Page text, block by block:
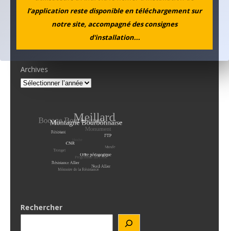
l’application reste disponible en téléchargement sur
notre site, accompagné des consignes
d'installation...
L’ANACR accompagne l’initiative de la municipalité de
Archives
Rechercher